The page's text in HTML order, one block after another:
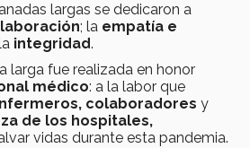
largas se dedicaron a
; la empatía e
integridad.
larga fue realizada en honor
médico: a la labor que
colaboradores y
de los hospitales,
vidas durante esta pandemia.